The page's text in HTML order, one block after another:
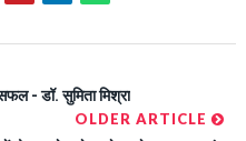
- डॉ. सुमिता मिश्रा
OLDER ARTICLE